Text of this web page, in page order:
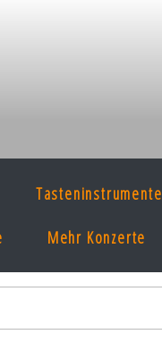
Tasteninstrumente
Mehr Konzerte